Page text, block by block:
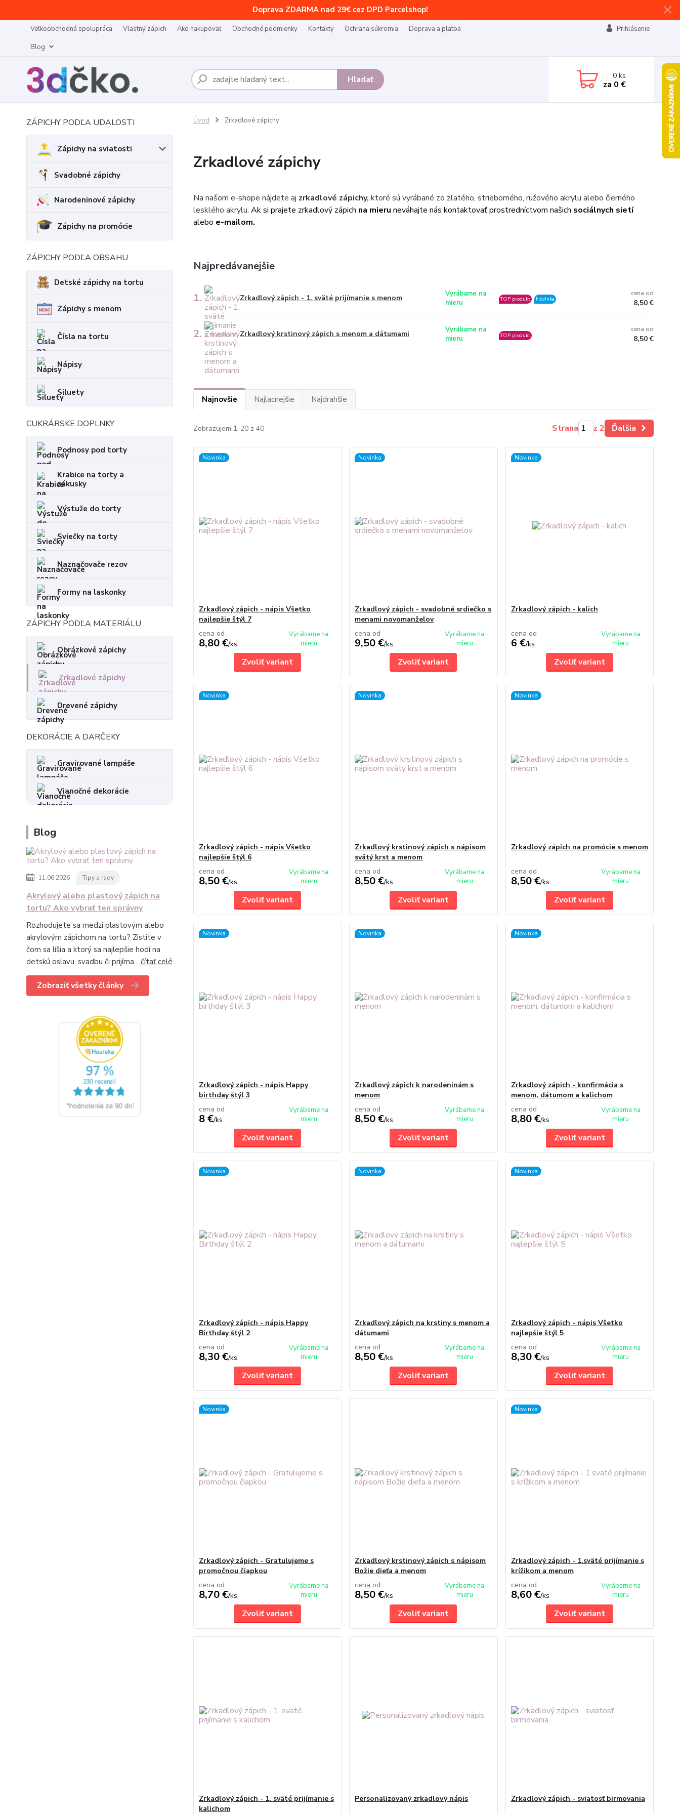
Doprava ZDARMA nad 29€ cez DPD Parcelshop!
Veľkoobchodná spolupráca Vlastný zápich Ako nakupovať Obchodné podmienky Kontakty Ochrana súkromia
Doprava a platba
Blog
Prihlásenie
Hľadať 0ks
za 0 €
ZÁPICHY PODĽA UDALOSTI
Zápichy na sviatosti
Svadobné zápichy
Narodeninové zápichy
Zápichy na promócie
ZÁPICHY PODĽA OBSAHU
Detské zápichy na tortu
Zápichy s menom
Čísla na tortu
Nápisy
Siluety
CUKRÁRSKE DOPLNKY
Podnosy pod torty
Krabice na torty a
zákusky
Výstuže do torty
Sviečky na torty
Naznačovače rezov
Formy na laskonky
ZÁPICHY PODĽA MATERIÁLU
Obrázkové zápichy
Zrkadlové zápichy
Drevené zápichy
DEKORÁCIE A DARČEKY
Gravírované lampáše
Vianočné dekorácie
Blog
11.06.2026 Tipy a rady
Akrylový alebo plastový zápich na
tortu? Ako vybrať ten správny
Rozhodujete sa medzi plastovým alebo
akrylovým zápichom na tortu? Zistite v
čom sa líšia a ktorý sa najlepšie hodí na
detskú oslavu, svadbu či prijíma... čítať celé
Zobraziť všetky články
Úvod Zrkadlové zápichy
Zrkadlové zápichy
Na našom e-shope nájdete aj zrkadlové zápichy, ktoré sú vyrábané zo zlatého, strieborného, ružového akrylu alebo čierného
lesklého akrylu. Ak si prajete zrkadlový zápich na mieru neváhajte nás kontaktovať prostredníctvom našich sociálnych sietí
alebo e-mailom.
Najpredávanejšie
1. Zrkadlový zápich - 1. sväté prijímanie s menom
Vyrábame na
mieru
TOP produkt Novinka
cena od
8,50 €
2. Zrkadlový krstinový zápich s menom a dátumami
Vyrábame na
mieru
TOP produkt
cena od
8,50 €
Najnovšie Najlacnejšie Najdrahšie
Zobrazujem 1-20 z 40 Strana z 2 Ďalšia
Novinka
Zrkadlový zápich - nápis Všetko
najlepšie štýl 7
cena od
8,80 €/ks
Vyrábame na
mieru
Zvoliť variant
Novinka
Zrkadlový zápich - svadobné srdiečko s
menami novomanželov
cena od
9,50 €/ks
Vyrábame na
mieru
Zvoliť variant
Novinka
Zrkadlový zápich - kalich
cena od
6 €/ks
Vyrábame na
mieru
Zvoliť variant
Novinka
Zrkadlový zápich - nápis Všetko
najlepšie štýl 6
cena od
8,50 €/ks
Vyrábame na
mieru
Zvoliť variant
Novinka
Zrkadlový krstinový zápich s nápisom
svätý krst a menom
cena od
8,50 €/ks
Vyrábame na
mieru
Zvoliť variant
Novinka
Zrkadlový zápich na promócie s menom
cena od
8,50 €/ks
Vyrábame na
mieru
Zvoliť variant
Novinka
Zrkadlový zápich - nápis Happy
birthday štýl 3
cena od
8 €/ks
Vyrábame na
mieru
Zvoliť variant
Novinka
Zrkadlový zápich k narodeninám s
menom
cena od
8,50 €/ks
Vyrábame na
mieru
Zvoliť variant
Novinka
Zrkadlový zápich - konfirmácia s
menom, dátumom a kalichom
cena od
8,80 €/ks
Vyrábame na
mieru
Zvoliť variant
Novinka
Zrkadlový zápich - nápis Happy
Birthday štýl 2
cena od
8,30 €/ks
Vyrábame na
mieru
Zvoliť variant
Novinka
Zrkadlový zápich na krstiny s menom a
dátumami
cena od
8,50 €/ks
Vyrábame na
mieru
Zvoliť variant
Novinka
Zrkadlový zápich - nápis Všetko
najlepšie štýl 5
cena od
8,30 €/ks
Vyrábame na
mieru
Zvoliť variant
Novinka
Zrkadlový zápich - Gratulujeme s
promočnou čiapkou
cena od
8,70 €/ks
Vyrábame na
mieru
Zvoliť variant
Zrkadlový krstinový zápich s nápisom
Božie dieťa a menom
cena od
8,50 €/ks
Vyrábame na
mieru
Zvoliť variant
Novinka
Zrkadlový zápich - 1.sväté prijímanie s
krížikom a menom
cena od
8,60 €/ks
Vyrábame na
mieru
Zvoliť variant
Zrkadlový zápich - 1. sväté prijímanie s
kalichom
Personalizovaný zrkadlový nápis Zrkadlový zápich - sviatosť birmovania